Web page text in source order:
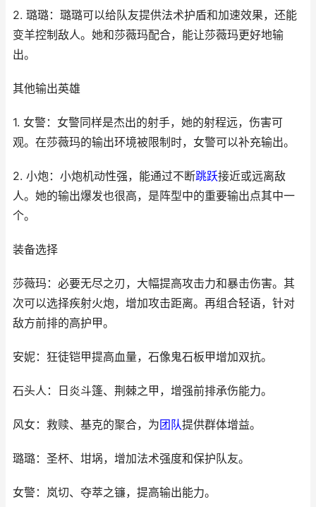
2. 璐璐：璐璐可以给队友提供法术护盾和加速效果，还能
变羊控制敌人。她和莎薇玛配合，能让莎薇玛更好地输
出。
其他输出英雄
1. 女警：女警同样是杰出的射手，她的射程远，伤害可
观。在莎薇玛的输出环境被限制时，女警可以补充输出。
2. 小炮：小炮机动性强，能通过不断跳跃接近或远离敌
人。她的输出爆发也很高，是阵型中的重要输出点其中一
个。
装备选择
莎薇玛：必要无尽之刃，大幅提高攻击力和暴击伤害。其
次可以选择疾射火炮，增加攻击距离。再组合轻语，针对
敌方前排的高护甲。
安妮：狂徒铠甲提高血量，石像鬼石板甲增加双抗。
石头人：日炎斗篷、荆棘之甲，增强前排承伤能力。
风女：救赎、基克的聚合，为团队提供群体增益。
璐璐：圣杯、坩埚，增加法术强度和保护队友。
女警：岚切、夺萃之镰，提高输出能力。